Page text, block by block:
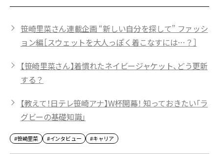
笹崎里菜さん連載企画 “新しい自分を探して” ファッシ
ョン編［スウェットを大人っぽく着こなすには…？］
【笹崎里菜さん】着慣れたネイビージャケット、どう更新
する？
【教えて！日テレ笹崎アナ】W杯開幕！ 知っておきたい「ラ
グビーの基礎知識」
#笹崎里菜 #インタビュー #キャリア